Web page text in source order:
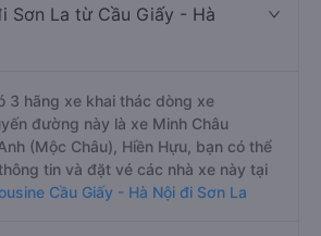
Sơn La từ Cầu Giấy - Hà
3 hãng xe khai thác dòng xe
đường này là xe Minh Châu
(Mộc Châu), Hiền Hựu, bạn có thể
tin và đặt vé các nhà xe này tại
Cầu Giấy - Hà Nội đi Sơn La